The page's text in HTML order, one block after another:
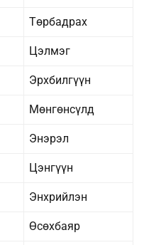
Төрбадрах
Цэлмэг
Эрхбилгүүн
Мөнгөнсүлд
Энэрэл
Цэнгүүн
Энхрийлэн
Өсөхбаяр